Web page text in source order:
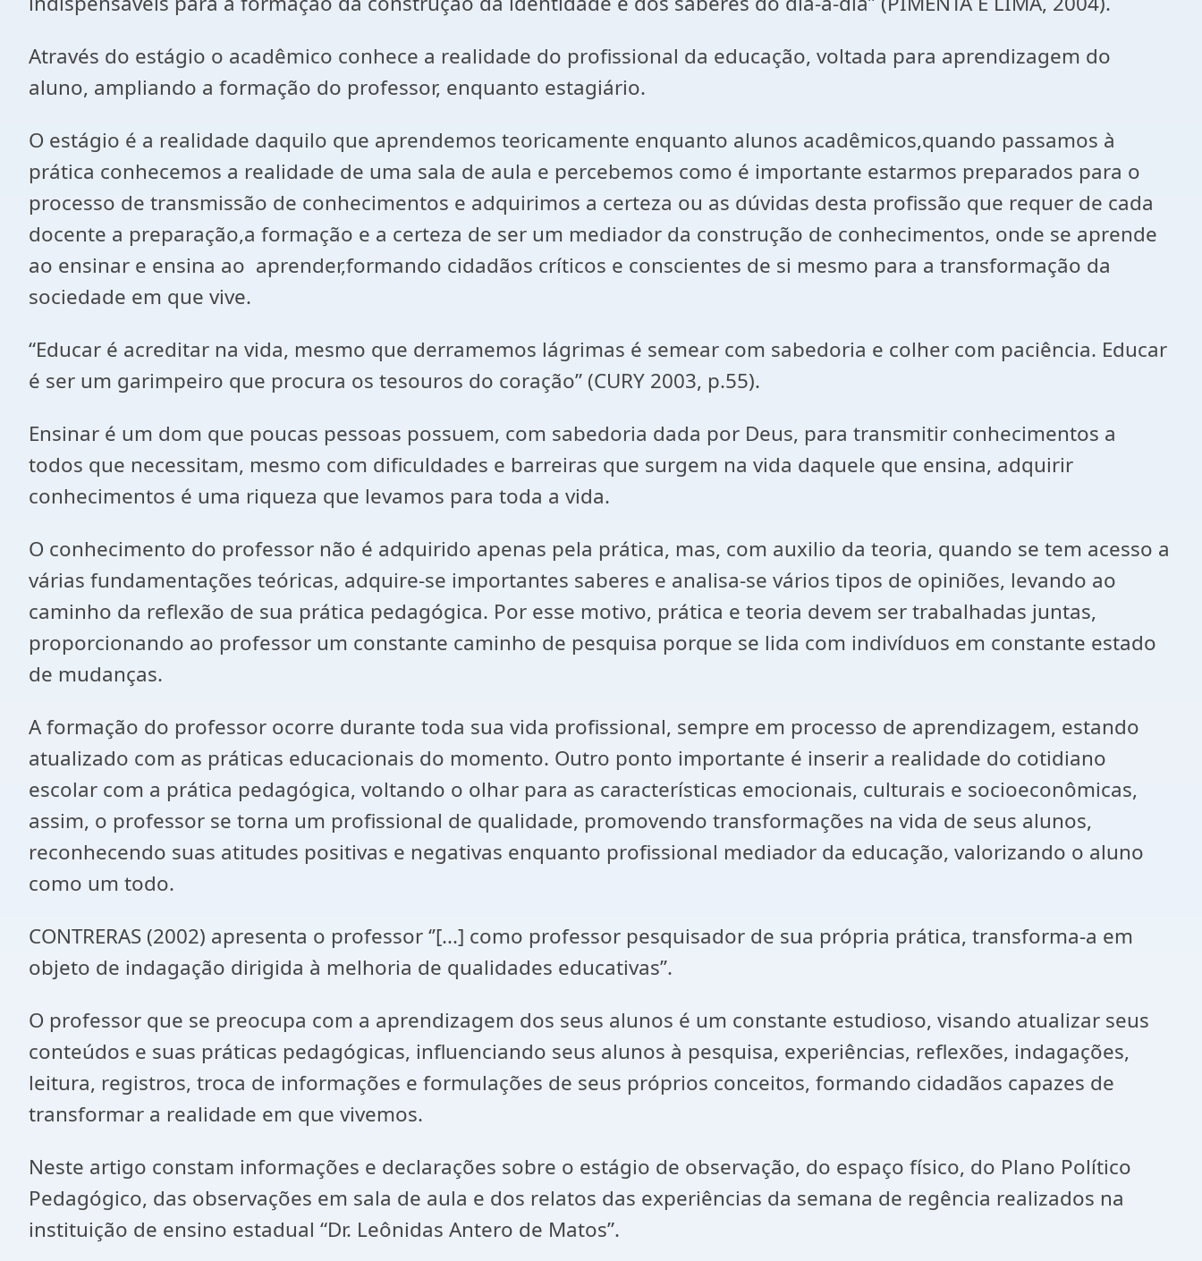
Através do estágio o acadêmico conhece a realidade do profissional da educação, voltada para aprendizagem do
aluno, ampliando a formação do professor, enquanto estagiário.
O estágio é a realidade daquilo que aprendemos teoricamente enquanto alunos acadêmicos,quando passamos à
prática conhecemos a realidade de uma sala de aula e percebemos como é importante estarmos preparados para o
processo de transmissão de conhecimentos e adquirimos a certeza ou as dúvidas desta profissão que requer de cada
docente a preparação,a formação e a certeza de ser um mediador da construção de conhecimentos, onde se aprende
ao ensinar e ensina ao aprender,formando cidadãos críticos e conscientes de si mesmo para a transformação da
sociedade em que vive.
“Educar é acreditar na vida, mesmo que derramemos lágrimas é semear com sabedoria e colher com paciência. Educar
é ser um garimpeiro que procura os tesouros do coração” (CURY 2003, p.55).
Ensinar é um dom que poucas pessoas possuem, com sabedoria dada por Deus, para transmitir conhecimentos a
todos que necessitam, mesmo com dificuldades e barreiras que surgem na vida daquele que ensina, adquirir
conhecimentos é uma riqueza que levamos para toda a vida.
O conhecimento do professor não é adquirido apenas pela prática, mas, com auxilio da teoria, quando se tem acesso a
várias fundamentações teóricas, adquire-se importantes saberes e analisa-se vários tipos de opiniões, levando ao
caminho da reflexão de sua prática pedagógica. Por esse motivo, prática e teoria devem ser trabalhadas juntas,
proporcionando ao professor um constante caminho de pesquisa porque se lida com indivíduos em constante estado
de mudanças.
A formação do professor ocorre durante toda sua vida profissional, sempre em processo de aprendizagem, estando
atualizado com as práticas educacionais do momento. Outro ponto importante é inserir a realidade do cotidiano
escolar com a prática pedagógica, voltando o olhar para as características emocionais, culturais e socioeconômicas,
assim, o professor se torna um profissional de qualidade, promovendo transformações na vida de seus alunos,
reconhecendo suas atitudes positivas e negativas enquanto profissional mediador da educação, valorizando o aluno
como um todo.
CONTRERAS (2002) apresenta o professor ‘’[...] como professor pesquisador de sua própria prática, transforma-a em
objeto de indagação dirigida à melhoria de qualidades educativas’’.
O professor que se preocupa com a aprendizagem dos seus alunos é um constante estudioso, visando atualizar seus
conteúdos e suas práticas pedagógicas, influenciando seus alunos à pesquisa, experiências, reflexões, indagações,
leitura, registros, troca de informações e formulações de seus próprios conceitos, formando cidadãos capazes de
transformar a realidade em que vivemos.
Neste artigo constam informações e declarações sobre o estágio de observação, do espaço físico, do Plano Político
Pedagógico, das observações em sala de aula e dos relatos das experiências da semana de regência realizados na
instituição de ensino estadual “Dr. Leônidas Antero de Matos”.